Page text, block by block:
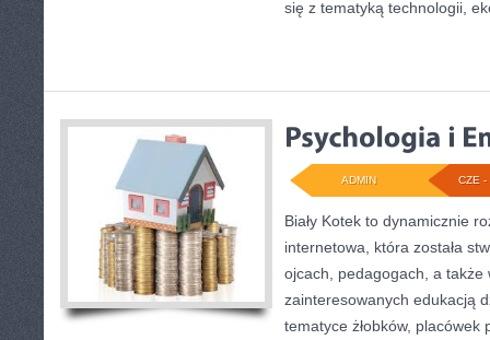
się z tematyką technologii,
CZE -
ADMIN
Biały Kotek to dynamicznie
internetowa, która została
ojcach, pedagogach, a także
zainteresowanych edukacją
tematyce żłobków, placówek